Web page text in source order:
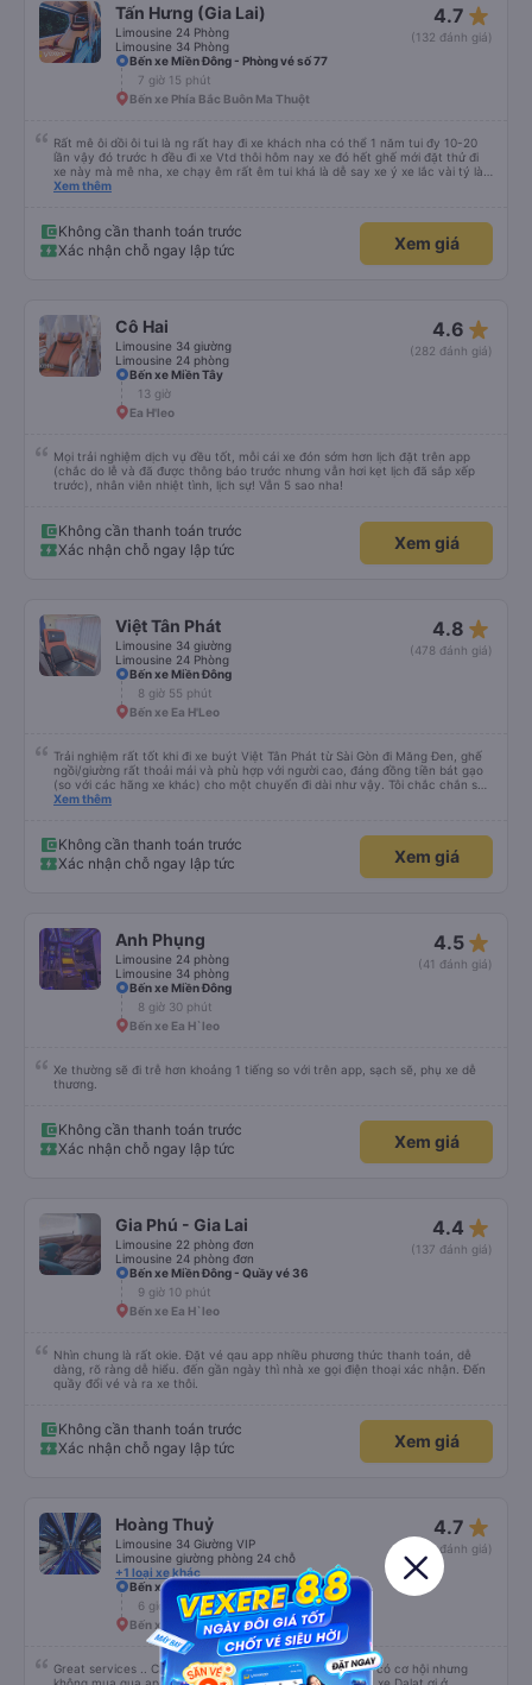
Tấn Hưng (Gia Lai)
Limousine 24 Phòng
Limousine 34 Phòng
4.7 star_rate
(132 đánh giá)
Bến xe Miền Đông - Phòng vé số 77
7 giờ 15 phút
Bến xe Phía Bắc Buôn Ma Thuột
Rất mê ôi dồi ôi tui là ng rất hay đi xe khách nha có thể 1 năm tui đy 10-20
lần vậy đó trước h đều đi xe Vtd thôi hôm nay xe đó hết ghế mới đặt thử đi
xe này mà mê nha, xe chạy êm rất êm tui khá là dễ say xe ý xe lắc vài tý là
tui say liền à mà đi xe này tui ngồi các kiểu thậm chí gần nữa đoạn đg tui
má ko hôi ko ngứa đắp yên tâm lắm tr có mấy xe chăn mỏng điều hòa lạnh
đắp vào 1 lúc vừa hôi vừa ngứa hổng dám đắp, mấy trạm dừng chân đi WC
có nước nha, huhu nhiều chỗ tui đi mấy xe khác ko có nc thậm chí giấy cũng
say nhưng giường bé, vé ăn nhích hơn so vs những xe khác, phục vụ vé ko
tốt nhưng tui chuyên gia đặt vé on nên nói chung tuỵt zời sau này sẽ là
khách quen 😍😍
Xem thêm
Không cần thanh toán trước
Xác nhận chỗ ngay lập tức
Xem giá
Cô Hai
Limousine 34 giường
Limousine 24 phòng
4.6 star_rate
(282 đánh giá)
Bến xe Miền Tây
13 giờ
Ea H'leo
Mọi trải nghiệm dịch vụ đều tốt, mỗi cái xe đón sớm hơn lịch đặt trên app
(chắc do lễ và đã được thông báo trước nhưng vẫn hơi kẹt lịch đã sắp xếp
trước), nhân viên nhiệt tình, lịch sự! Vẫn 5 sao nha!
Không cần thanh toán trước
Xác nhận chỗ ngay lập tức
Xem giá
Việt Tân Phát
Limousine 34 giường
Limousine 24 Phòng
4.8 star_rate
(478 đánh giá)
Bến xe Miền Đông
8 giờ 55 phút
Bến xe Ea H'Leo
Trải nghiệm rất tốt khi đi xe buýt Việt Tân Phát từ Sài Gòn đi Măng Đen, ghế
ngồi/giường rất thoải mái và phù hợp với người cao, đáng đồng tiền bát gạo
(so với các hãng xe khác) cho một chuyến đi dài như vậy. Tôi chắc chắn sẽ
sử dụng lại sau.
Xem thêm
Không cần thanh toán trước
Xác nhận chỗ ngay lập tức
Xem giá
Anh Phụng
Limousine 24 phòng
Limousine 34 phòng
4.5 star_rate
(41 đánh giá)
Bến xe Miền Đông
8 giờ 30 phút
Bến xe Ea H`leo
Xe thường sẽ đi trễ hơn khoảng 1 tiếng so với trên app, sạch sẽ, phụ xe dễ
thương.
Không cần thanh toán trước
Xác nhận chỗ ngay lập tức
Xem giá
Gia Phú - Gia Lai
Limousine 22 phòng đơn
Limousine 24 phòng đơn
4.4 star_rate
(137 đánh giá)
Bến xe Miền Đông - Quầy vé 36
9 giờ 10 phút
Bến xe Ea H`leo
Nhìn chung là rất okie. Đặt vé qau app nhiều phương thức thanh toán, dễ
dàng, rõ ràng dễ hiểu. đến gần ngày thì nhà xe gọi điện thoại xác nhận. Đến
quầy đổi vé và ra xe thôi.
Không cần thanh toán trước
Xác nhận chỗ ngay lập tức
Xem giá
Hoàng Thuỷ
Limousine 34 Giường VIP
Limousine giường phòng 24 chỗ
+1 loại xe khác
4.7 star_rate
(4610 đánh giá)
Bến xe Miền Đông - Quầy vé 37
6 giờ 15 phút
Bến xe phía nam Buôn Ma Thuột
Great services .. Chắc chắn sẽ sử dụng lại nhiều lần nếu có cơ hội nhưng